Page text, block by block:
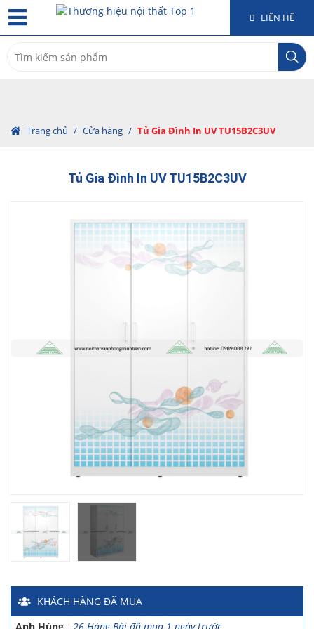
LIÊN HỆ
for:
Trang chủ / Cửa hàng / Tủ Gia Đình In UV TU15B2C3UV
Tủ Gia Đình In UV TU15B2C3UV
KHÁCH HÀNG ĐÃ MUA
Ngõ 88 Phố Ngọc Hà đã mua 7 giờ trước
Chị Hồng Anh-46 Tăng Bạt Hổ đã mua 2 giờ trước
Chị Nghi-
47 Mai Hắc Đế đã mua 5 giờ trước
Anh Thảo
Chị Ánh-
Số 9 Ngô Quyền đã mua 4 ngày trước
Chị Mai-
Khu biệt thự Vincom Đường Hoa Lan đã mua 2 giờ
Anh Sơn
15 An Dương đã mua 1 ngày trước
Anh Nam- 33 Đại Cổ Việt đã mua 15 giờ trước